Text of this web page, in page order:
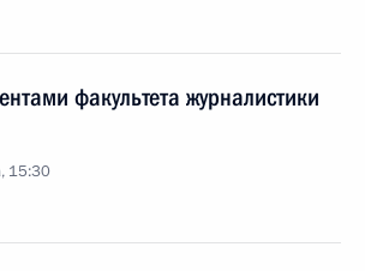
факультета журналистики
15:30